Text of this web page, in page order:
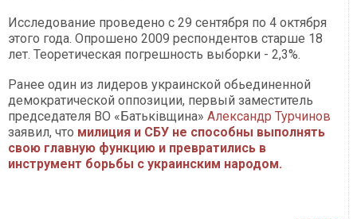
Исследование проведено с 29 сентября по 4 октября
этого года. Опрошено 2009 респондентов старше 18
лет. Теоретическая погрешность выборки - 2,3%.
Ранее один из лидеров украинской обьединенной
демократической оппозиции, первый заместитель
председателя ВО «Батьківщина» Александр Турчинов
заявил, что милиция и СБУ не способны выполнять
свою главную функцию и превратились в
инструмент борьбы с украинским народом.